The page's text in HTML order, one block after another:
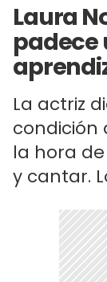
Laura
padece
La actriz
condición
la hora
y cantar.